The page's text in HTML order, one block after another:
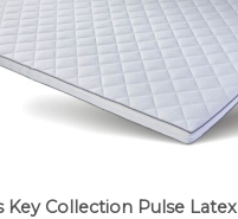
Key Collection Pulse Latex